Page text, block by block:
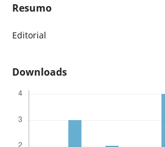
Resumo
Editorial
Downloads